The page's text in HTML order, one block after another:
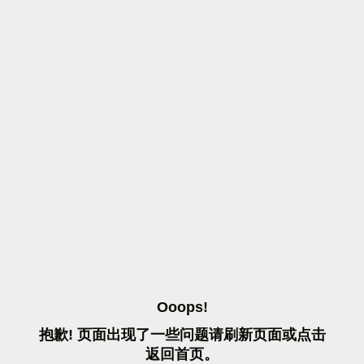
OOOPS!
抱歉! 页面出现了一些问题请刷 新页面或点击
返 回首页。